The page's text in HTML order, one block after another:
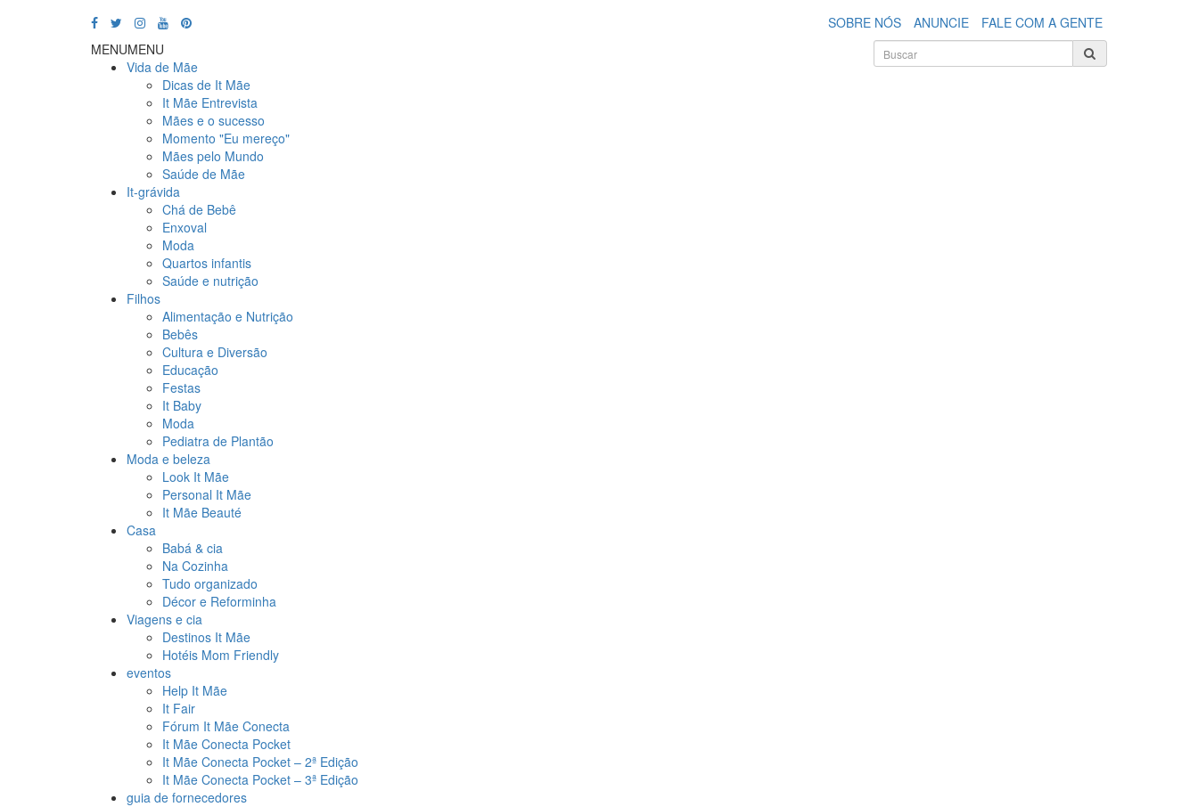
SOBRE NÓS ANUNCIE
FALE COM A GENTE
MENUMENU
Vida de Mãe
Dicas de It Mãe
It Mãe Entrevista
Mães e o sucesso
Momento "Eu mereço"
Mães pelo Mundo
Saúde de Mãe
It-grávida
Chá de Bebê
Enxoval
Moda
Quartos infantis
Saúde e nutrição
Filhos
Alimentação e Nutrição
Bebês
Cultura e Diversão
Educação
Festas
It Baby
Moda
Pediatra de Plantão
Moda e beleza
Look It Mãe
Personal It Mãe
It Mãe Beauté
Casa
Babá & cia
Na Cozinha
Tudo organizado
Décor e Reforminha
Viagens e cia
Destinos It Mãe
Hotéis Mom Friendly
eventos
Help It Mãe
It Fair
Fórum It Mãe Conecta
It Mãe Conecta Pocket
It Mãe Conecta Pocket – 2ª Edição
It Mãe Conecta Pocket – 3ª Edição
guia de fornecedores